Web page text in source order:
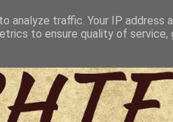
analyze traffic. Your IP address
to ensure quality of service,